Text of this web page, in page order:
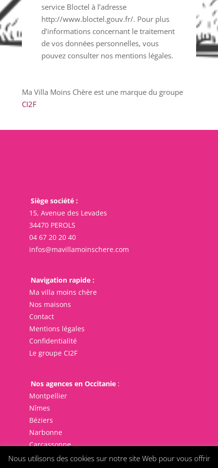
service Bloctel à l’adresse
http://www.bloctel.gouv.fr/. Pour plus
d’informations concernant le traitement
de vos données personnelles, vous
pouvez consulter nos mentions légales.
Ma Villa Moins Chère est une marque du groupe
CI2F
Siège société :
15, Avenue des Levades
34470 PEROLS
04 67 20 20 40
infos@mavillamoinschere.com
Navigation rapide :
Ma villa moins chère
Nos maisons
Contact
Mentions légales
Confidentialité
Le groupe CI2F
Nos agences en Occitanie:
Montpellier
Nîmes
Béziers
Narbonne
Carcassonne
Nous utilisons des cookies sur notre site Web pour vous offrir